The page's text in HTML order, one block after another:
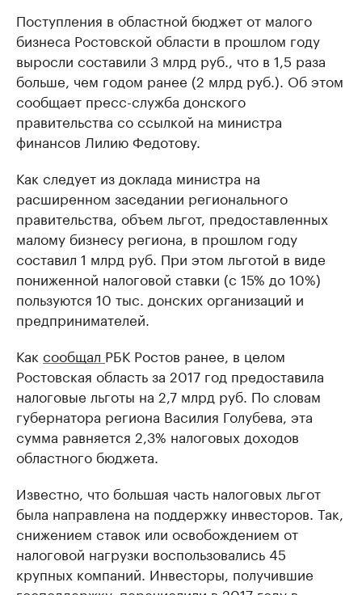
Поступления в областной бюджет от малого
бизнеса Ростовской области в прошлом году
выросли составили 3 млрд руб., что в 1,5 раза
больше, чем годом ранее (2 млрд руб.). Об этом
сообщает пресс-служба донского
правительства со ссылкой на министра
финансов Лилию Федотову.
Как следует из доклада министра на
расширенном заседании регионального
правительства, объем льгот, предоставленных
малому бизнесу региона, в прошлом году
составил 1 млрд руб. При этом льготой в виде
пониженной налоговой ставки (с 15% до 10%)
пользуются 10 тыс. донских организаций и
предпринимателей.
Как сообщал РБК Ростов ранее, в целом
Ростовская область за 2017 год предоставила
налоговые льготы на 2,7 млрд руб. По словам
губернатора региона Василия Голубева, эта
сумма равняется 2,3% налоговых доходов
областного бюджета.
Известно, что большая часть налоговых льгот
была направлена на поддержку инвесторов. Так,
снижением ставок или освобождением от
налоговой нагрузки воспользовались 45
крупных компаний. Инвесторы, получившие